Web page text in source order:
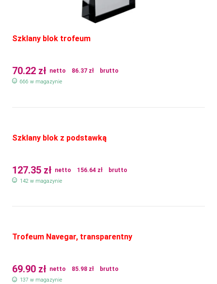
Szklany blok trofeum
70.22 zł netto 86.37 zł brutto
666 w magazynie
Szklany blok z podstawką
127.35 zł netto 156.64 zł brutto
142 w magazynie
Trofeum Navegar, transparentny
69.90 zł netto 85.98 zł brutto
137 w magazynie